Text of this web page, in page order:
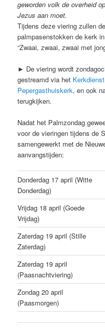
geworden volk de overheid
Jezus aan moet.
Tijdens deze viering zullen
palmpasenstokken de kerk
“Zwaai, zwaai, zwaai met
► De viering wordt
gestreamd via het
Pepergasthuiskerk, en ook
terugkijken.
Nadat het Palmzondag
voor de vieringen tijdens de
samengewerkt met de
aanvangstijden:
Donderdag 17 april (Witte
Donderdag)
Vrijdag 18 april (Goede
Vrijdag)
Zaterdag 19 april (Stille
Zaterdag)
Zaterdag 19 april
(Paasnachtviering)
Zondag 20 april
(Paasmorgen)